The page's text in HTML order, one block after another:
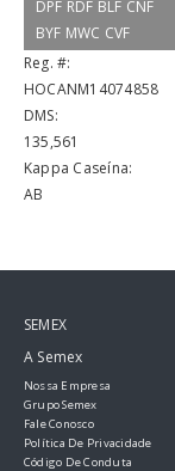
DPF RDF BLF CNF
BYF MWC CVF
Reg. #:
HOCANM14074858
DMS:
135,561
Kappa Caseína:
AB
SEMEX
A Semex
Nossa Empresa
Grupo Semex
Fale Conosco
Política De Privacidade
Código De Conduta